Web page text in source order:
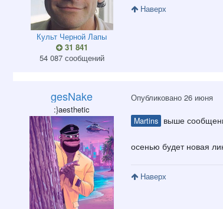
Культ Черной Лапы
31 841
54 087 сообщений
Наверх
gesNake
:}aesthetic
Опубликовано 26 июня
Martins выше
осенью будет новая
Наверх